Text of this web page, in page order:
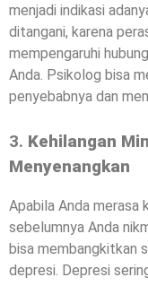
menjadi indikasi
ditangani, karena
mempengaruhi
Anda. Psikolog bisa
penyebabnya dan
3. Kehilangan
Menyenangkan
Apabila Anda merasa
sebelumnya Anda
bisa membangkitkan
depresi. Depresi